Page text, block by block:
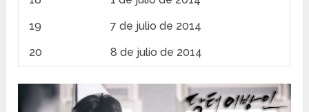
19
7 de julio de 2014
20
8 de julio de 2014